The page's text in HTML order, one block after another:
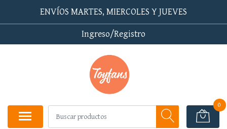
ENVÍOS MARTES, MIERCOLES Y JUEVES
Ingreso/Registro
0